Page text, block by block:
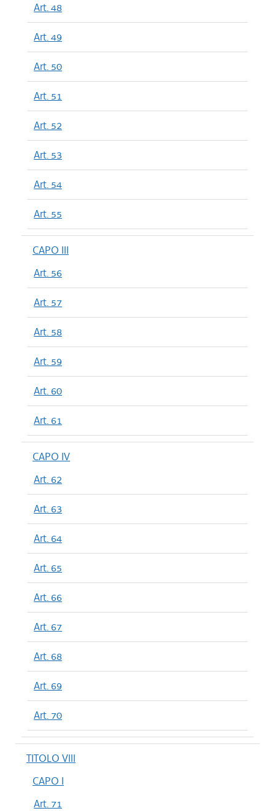
Art. 48
Art. 49
Art. 50
Art. 51
Art. 52
Art. 53
Art. 54
Art. 55
CAPO III
Art. 56
Art. 57
Art. 58
Art. 59
Art. 60
Art. 61
CAPO IV
Art. 62
Art. 63
Art. 64
Art. 65
Art. 66
Art. 67
Art. 68
Art. 69
Art. 70
TITOLO VIII
CAPO I
Art. 71